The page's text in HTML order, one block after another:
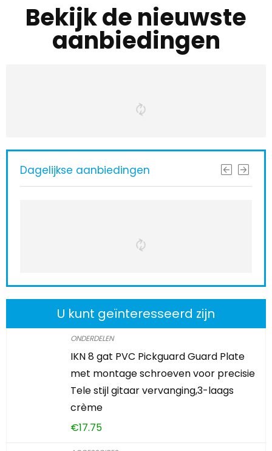
Bekijk de nieuwste
aanbiedingen
Dagelijkse aanbiedingen
U kunt geïnteresseerd zijn
ONDERDELEN
IKN 8 gat PVC Pickguard Guard Plate
met montage schroeven voor precisie
Tele stijl gitaar vervanging,3-laags
crème
€17.75